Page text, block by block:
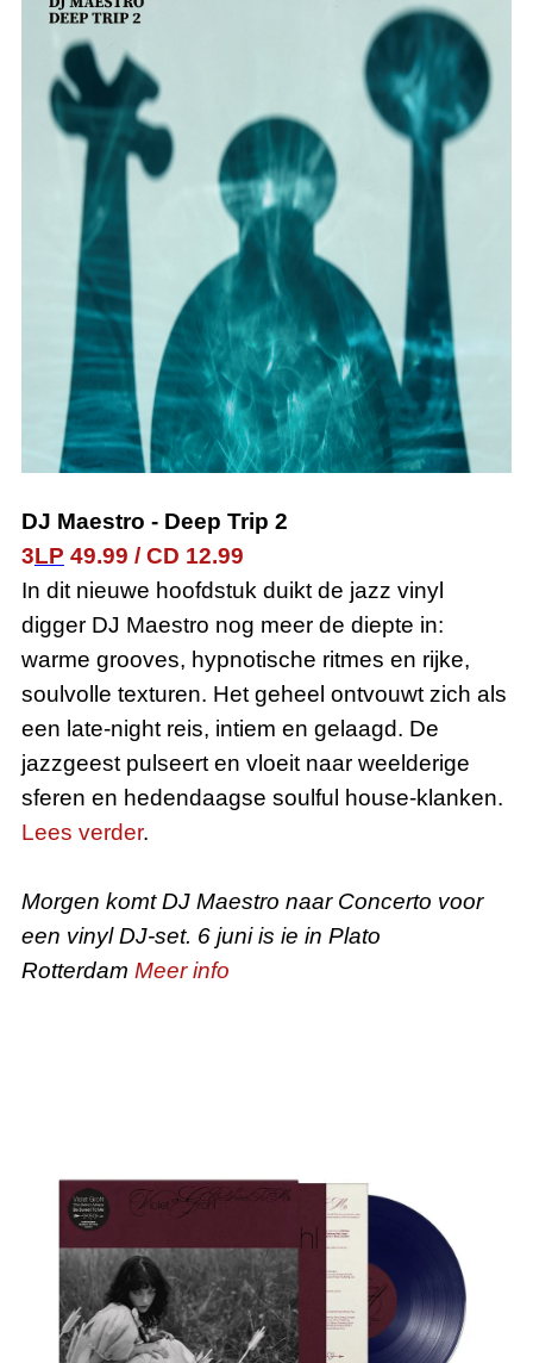
DJ Maestro -Deep Trip 2
3LP 49.99 / CD 12.99
In dit nieuwe hoofdstuk duikt de jazz vinyl
digger DJ Maestro nog meer de diepte in:
warme grooves, hypnotische ritmes en rijke,
soulvolle texturen. Het geheel ontvouwt zich als
een late-night reis, intiem en gelaagd. De
jazzgeest pulseert en vloeit naar weelderige
sferen en hedendaagse soulful house-klanken.
Lees verder.
Morgen komt DJ Maestro naar Concerto voor
een vinyl DJ-set. 6 juni is ie in Plato
Rotterdam Meerinfo